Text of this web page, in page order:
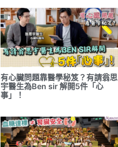
有心臟問題靠醫學秘笈？有請翁思
宇醫生為Ben sir 解開5件「心
事」！